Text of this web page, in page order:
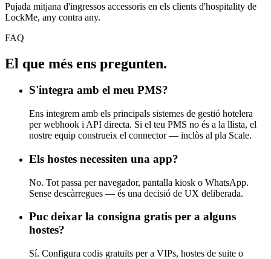
Pujada mitjana d'ingressos accessoris en els clients d'hospitality de
LockMe, any contra any.
FAQ
El que més ens pregunten.
S'integra amb el meu PMS?
Ens integrem amb els principals sistemes de gestió hotelera
per webhook i API directa. Si el teu PMS no és a la llista, el
nostre equip construeix el connector — inclòs al pla Scale.
Els hostes necessiten una app?
No. Tot passa per navegador, pantalla kiosk o WhatsApp.
Sense descàrregues — és una decisió de UX deliberada.
Puc deixar la consigna gratis per a alguns
hostes?
Sí. Configura codis gratuïts per a VIPs, hostes de suite o